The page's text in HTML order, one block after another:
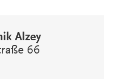
Alzey
66